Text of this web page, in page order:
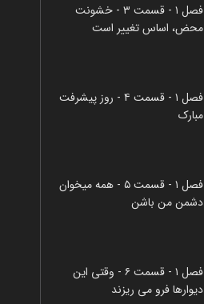
فصل ۱ - قسمت ۳ - خشونت
محض، اساس تغییر است
فصل ۱ - قسمت ۴ - روز پیشرفت
مبارک
فصل ۱ - قسمت ۵ - همه میخوان
دشمن من باشن
فصل ۱ - قسمت ۶ - وقتی این
دیوارها فرو می ریزند